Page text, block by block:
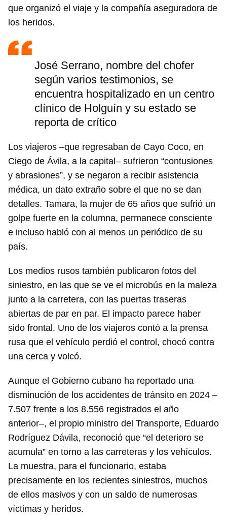
que organizó el viaje y la compañía aseguradora de
los heridos.
José Serrano, nombre del chofer
según varios testimonios, se
encuentra hospitalizado en un centro
clínico de Holguín y su estado se
reporta de crítico
Los viajeros –que regresaban de Cayo Coco, en
Ciego de Ávila, a la capital– sufrieron “contusiones
y abrasiones”, y se negaron a recibir asistencia
médica, un dato extraño sobre el que no se dan
detalles. Tamara, la mujer de 65 años que sufrió un
golpe fuerte en la columna, permanece consciente
e incluso habló con al menos un periódico de su
país.
Los medios rusos también publicaron fotos del
siniestro, en las que se ve el microbús en la maleza
junto a la carretera, con las puertas traseras
abiertas de par en par. El impacto parece haber
sido frontal. Uno de los viajeros contó a la prensa
rusa que el vehículo perdió el control, chocó contra
una cerca y volcó.
Aunque el Gobierno cubano ha reportado una
disminución de los accidentes de tránsito en 2024 –
7.507 frente a los 8.556 registrados el año
anterior–, el propio ministro del Transporte, Eduardo
Rodríguez Dávila, reconoció que “el deterioro se
acumula” en torno a las carreteras y los vehículos.
La muestra, para el funcionario, estaba
precisamente en los recientes siniestros, muchos
de ellos masivos y con un saldo de numerosas
víctimas y heridos.